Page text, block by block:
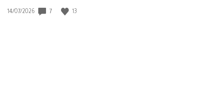
Data
14/07/2026 7 13